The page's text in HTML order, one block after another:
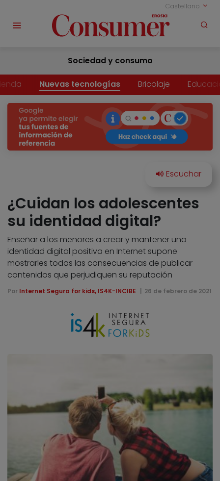
Castellano
Sociedad y consumo
Nuevas tecnologías Bricolaje
¿Cuidan los adolescentes
su identidad digital?
Enseñar a los menores a crear y mantener una
identidad digital positiva en Internet supone
mostrarles todas las consecuencias de publicar
contenidos que perjudiquen su reputación
Por Internet Segura for kids, IS4K-INCIBE 26 de febrero de 2021